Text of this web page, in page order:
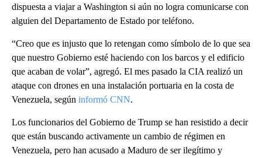
dispuesta a viajar a Washington si aún no logra comunicarse con
alguien del Departamento de Estado por teléfono.
“Creo que es injusto que lo retengan como símbolo de lo que sea
que nuestro Gobierno esté haciendo con los barcos y el edificio
que acaban de volar”, agregó. El mes pasado la CIA realizó un
ataque con drones en una instalación portuaria en la costa de
Venezuela, según informó CNN.
Los funcionarios del Gobierno de Trump se han resistido a decir
que están buscando activamente un cambio de régimen en
Venezuela, pero han acusado a Maduro de ser ilegítimo y